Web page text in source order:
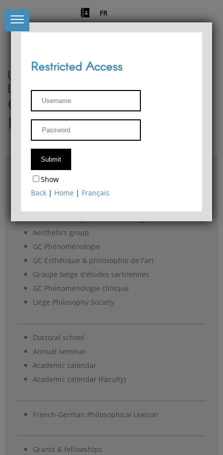
FR
University of Liège
Départment of Philosophy
Center for Phenomenological
Research
Access & maps
Philosophy Department Library
Aesthetics group
GC Phénoménologie
GC Esthétique & philosophie de l'art
Groupe belge d'études sartriennes
GC Phénoménologie clinique
Liège Philosophy Society
Doctoral school
Annual seminar
Academic calendar
Academic calendar (Faculty)
French-German Philosophical Lexicon
Grants & fellowships
Restricted Access
Show
Back | Home | Français